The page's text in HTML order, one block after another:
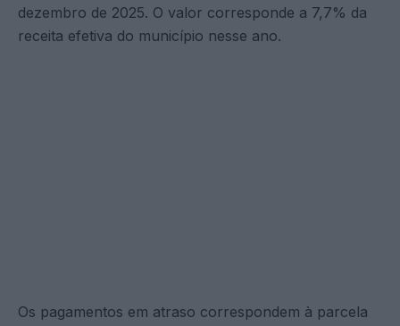
dezembro de 2025. O valor corresponde a 7,7% da
receita efetiva do município nesse ano.
Os pagamentos em atraso correspondem à parcela